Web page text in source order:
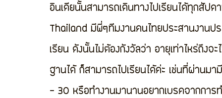
อินเดียนั้นสามารถเดินทางไปเรียนได้ทุกสัป
Thailand มีพี่ๆทีมงานคนไทยประสานงานป
เรียน ดังนั้นไม่ต้องกังวัลว่า อายุเท่าไหร่ถึงจ
ฐานได้ ก็สามารถไปเรียนได้ค่ะ เช่นที่ผ่าน
- 30 หรือทำงานมานานอยากเบรคจากกา